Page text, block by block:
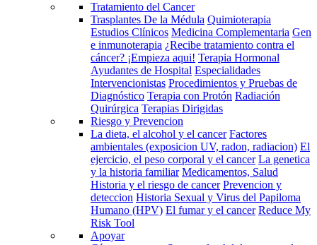
Tratamiento del Cancer
Trasplantes De la Médula Quimioterapia
Estudios Clínicos Medicina Complementaria Gen
e inmunoterapia ¿Recibe tratamiento contra el
cáncer? ¡Empieza aqui! Terapia Hormonal
Ayudantes de Hospital Especialidades
Intervencionistas Procedimientos y Pruebas de
Diagnóstico Terapia con Protón Radiación
Quirúrgica Terapias Dirigidas
Riesgo y Prevencion
La dieta, el alcohol y el cancer Factores
ambientales (exposicion UV, radon, radiacion) El
ejercicio, el peso corporal y el cancer La genetica
y la historia familiar Medicamentos, Salud
Historia y el riesgo de cancer Prevencion y
deteccion Historia Sexual y Virus del Papiloma
Humano (HPV) El fumar y el cancer Reduce My
Risk Tool
Apoyar